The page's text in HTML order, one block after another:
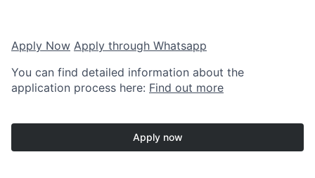
Apply Now Apply through Whatsapp
You can find detailed information about the
application process here: Find out more
Apply now